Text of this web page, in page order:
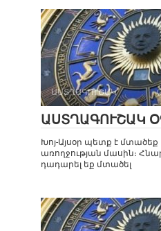
ԱՍՏՂԱԳՈՒՇԱԿ
ԱՍՏՂԱԳՈՒՇԱԿ
Խոյ-Այսօր պետք է
առողջության մասին։
դադարել եք մտածել